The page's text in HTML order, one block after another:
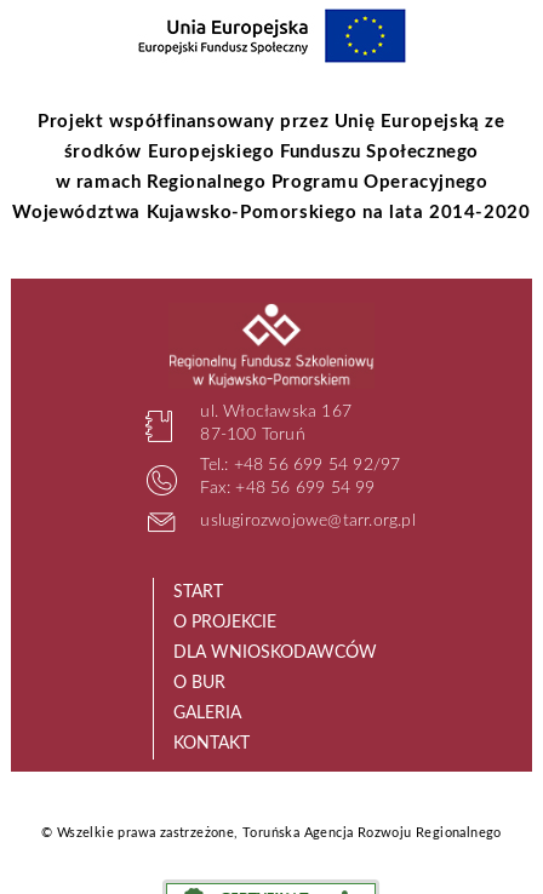
Projekt współfinansowany przez Unię Europejską ze
środków Europejskiego Funduszu Społecznego
w ramach Regionalnego Programu Operacyjnego
Województwa Kujawsko-Pomorskiego na lata 2014-2020
ul. Włocławska 167
87-100 Toruń
Tel.: +48 56 699 54 92/97
Fax: +48 56 699 54 99
uslugirozwojowe@tarr.org.pl
START
O PROJEKCIE
DLA WNIOSKODAWCÓW
O BUR
GALERIA
KONTAKT
© Wszelkie prawa zastrzeżone, Toruńska Agencja Rozwoju Regionalnego